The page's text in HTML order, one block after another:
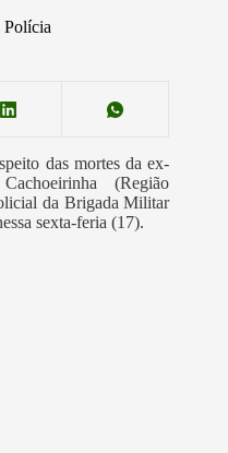
Polícia
das mortes da ex-
(Região
da Brigada Militar
sexta-feria (17).